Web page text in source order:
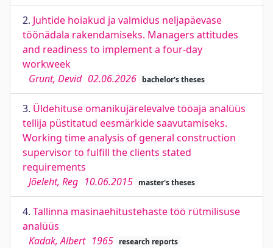
2. Juhtide hoiakud ja valmidus neljapäevase
töönädala rakendamiseks. Managers attitudes
and readiness to implement a four-day
workweek
Grunt, Devid 02.06.2026 bachelor's theses
3. Üldehituse omanikujärelevalve tööaja analüüs
tellija püstitatud eesmärkide saavutamiseks.
Working time analysis of general construction
supervisor to fulfill the clients stated
requirements
Jõeleht, Reg 10.06.2015 master's theses
4. Tallinna masinaehitustehaste töö rütmilisuse
analüüs
Kadak, Albert 1965 research reports